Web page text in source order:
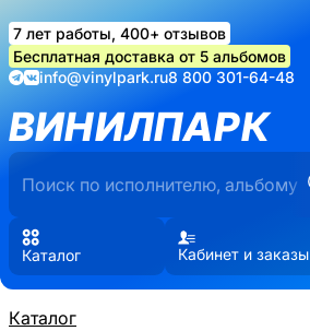
7 лет работы, 400+ отзывов
Бесплатная доставка от 5 альбомов
info@vinylpark.ru8 800 301-64-48
ВИНИЛПАРК
Каталог Кабинет и заказы
Каталог